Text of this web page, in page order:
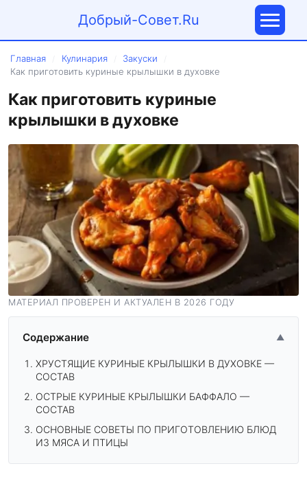
Добрый-Совет.Ru
Главная Кулинария Закуски
Как приготовить куриные крылышки в духовке
Как приготовить куриные
крылышки в духовке
МАТЕРИАЛ ПРОВЕРЕН И АКТУАЛЕН В 2026 ГОДУ
Содержание ▲
ХРУСТЯЩИЕ КУРИНЫЕ КРЫЛЫШКИ В ДУХОВКЕ —
СОСТАВ
ОСТРЫЕ КУРИНЫЕ КРЫЛЫШКИ БАФФАЛО —
СОСТАВ
ОСНОВНЫЕ СОВЕТЫ ПО ПРИГОТОВЛЕНИЮ БЛЮД
ИЗ МЯСА И ПТИЦЫ